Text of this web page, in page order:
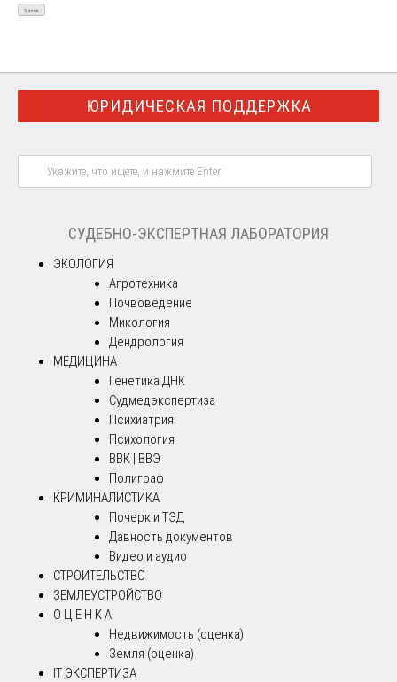
ЮРИДИЧЕСКАЯ ПОДДЕРЖКА
СУДЕБНО-ЭКСПЕРТНАЯ ЛАБОРАТОРИЯ
ЭКОЛОГИЯ
Агротехника
Почвоведение
Микология
Дендрология
МЕДИЦИНА
Генетика ДНК
Судмедэкспертиза
Психиатрия
Психология
ВВК | ВВЭ
Полиграф
КРИМИНАЛИСТИКА
Почерк и ТЭД
Давность документов
Видео и аудио
СТРОИТЕЛЬСТВО
ЗЕМЛЕУСТРОЙСТВО
О Ц Е Н К А
Недвижимость (оценка)
Земля (оценка)
IT ЭКСПЕРТИЗА